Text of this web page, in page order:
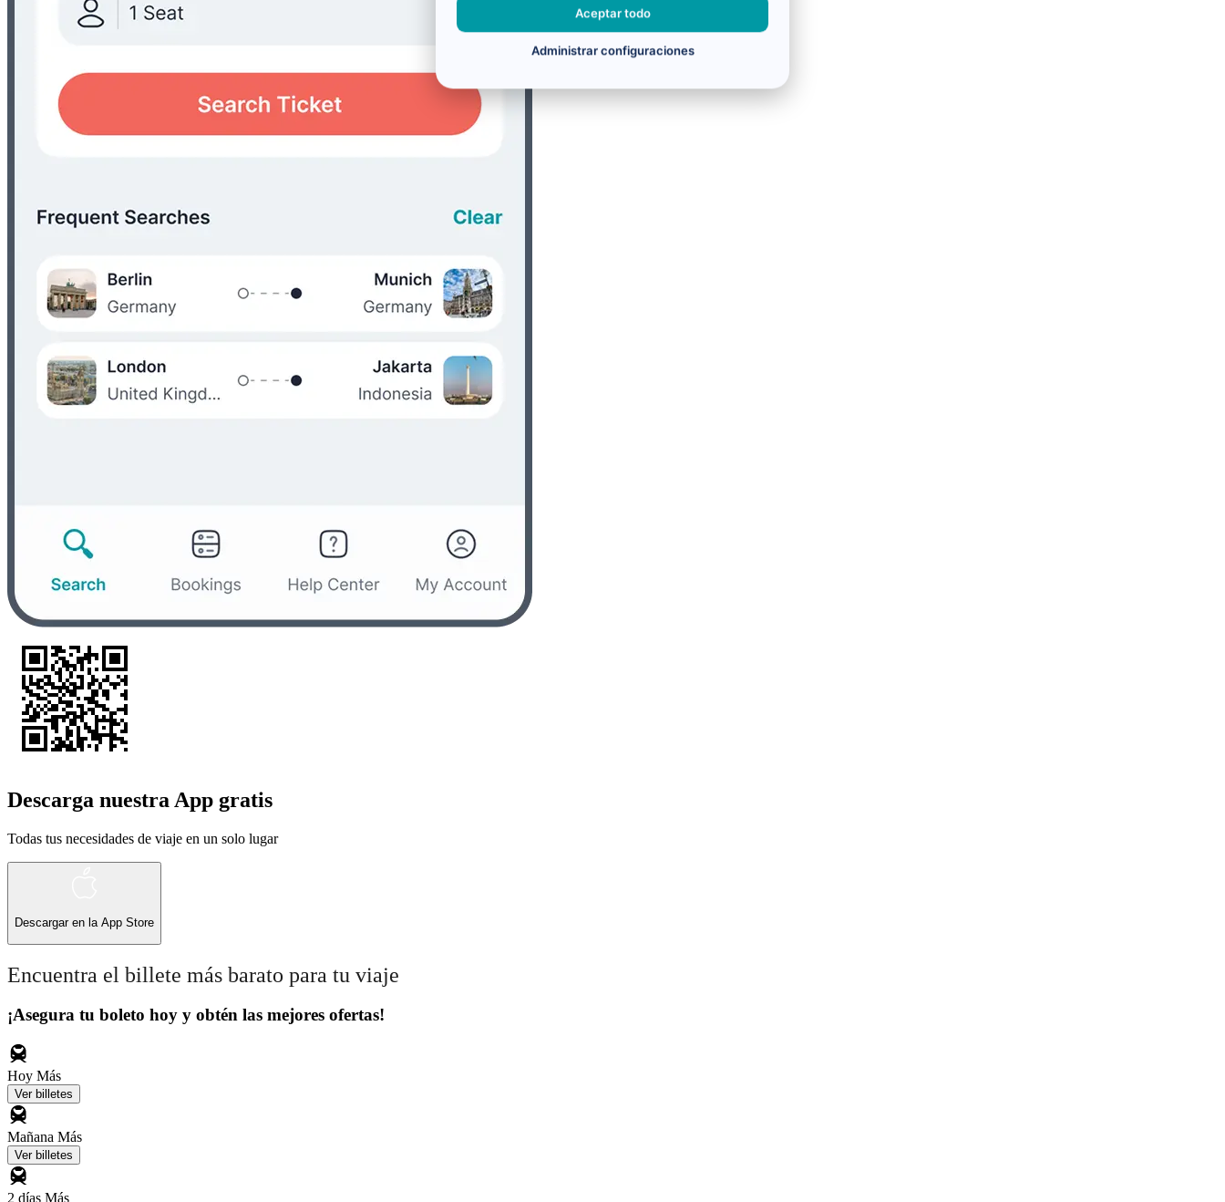
Descarga nuestra App gratis
Todas tus necesidades de viaje en un solo lugar
Descargar en la App Store
Encuentra el billete más barato para tu viaje
¡Asegura tu boleto hoy y obtén las mejores ofertas!
Hoy Más
Ver billetes
Mañana Más
Ver billetes
2 días Más
Aceptar todo
Administrar configuraciones